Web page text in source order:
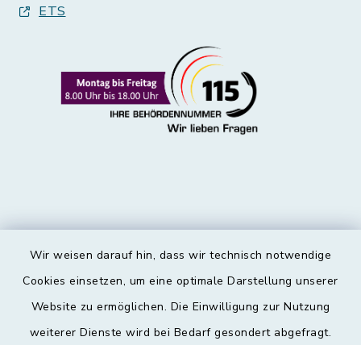
Wir weisen darauf hin, dass wir technisch notwendige
Cookies einsetzen, um eine optimale Darstellung unserer
Website zu ermöglichen. Die Einwilligung zur Nutzung
weiterer Dienste wird bei Bedarf gesondert abgefragt.
ETS
Kontakt